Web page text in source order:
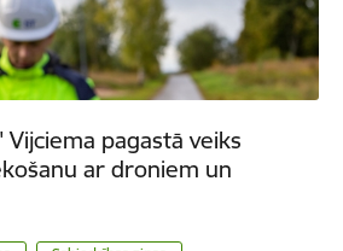
Vijciema pagastā veiks
ar droniem un